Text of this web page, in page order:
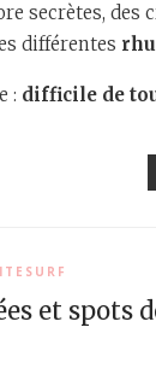
secrètes,
différentes
: difficile de
et spots